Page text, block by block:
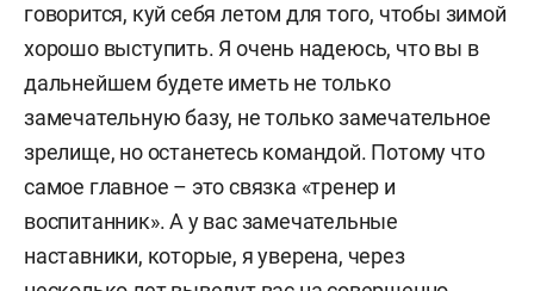
говорится, куй себя летом для того, чтобы зимой
хорошо выступить. Я очень надеюсь, что вы в
дальнейшем будете иметь не только
замечательную базу, не только замечательное
зрелище, но останетесь командой. Потому что
самое главное – это связка «тренер и
воспитанник». А у вас замечательные
наставники, которые, я уверена, через